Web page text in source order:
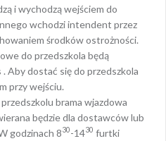
i wychodzą wejściem do
wchodzi intendent przez
środków ostrożności.
do przedszkola będą
. Aby dostać się do przedszkola
przy wejściu.
brama wjazdowa
będzie dla dostawców lub
godzinach 830-1430 furtki